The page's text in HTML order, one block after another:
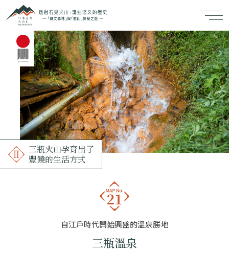
三瓶火山孕育出了
豐饒的生活方式
自江戶時代開始興盛的溫泉勝地
三瓶溫泉